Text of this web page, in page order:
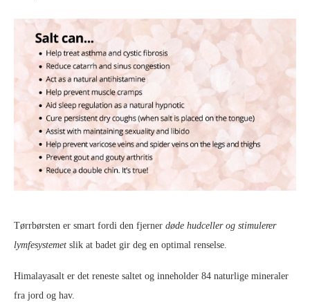
Tørrbørsten er smart fordi den fjerner døde hudceller og stimulerer
lymfesystemet slik at badet gir deg en optimal renselse.
Himalayasalt er det reneste saltet og inneholder 84 naturlige mineraler
fra jord og hav.